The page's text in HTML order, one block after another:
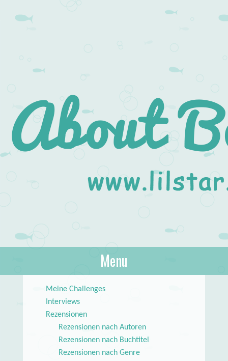
About Books
lilstar.de
Menu
Meine Challenges
Interviews
Rezensionen
Rezensionen nach Autoren
Rezensionen nach Buchtitel
Rezensionen nach Genre